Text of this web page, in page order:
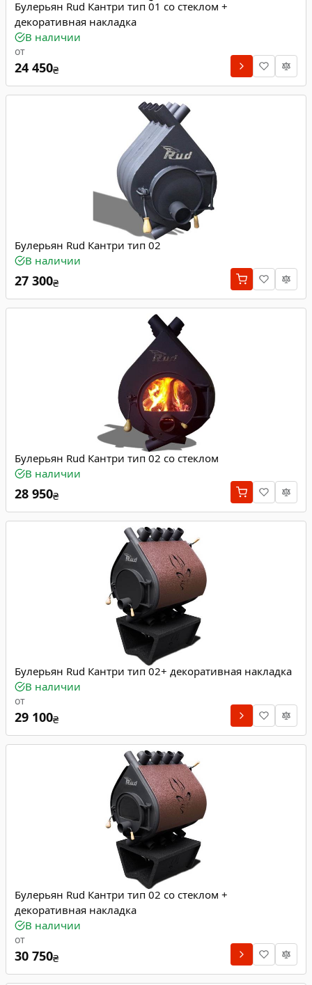
Булерьян Rud Кантри тип 01 со стеклом +
декоративная накладка
В наличии
от
24 450₴
Булерьян Rud Кантри тип 02
В наличии
27 300₴
Булерьян Rud Кантри тип 02 со стеклом
В наличии
28 950₴
Булерьян Rud Кантри тип 02+ декоративная накладка
В наличии
от
29 100₴
Булерьян Rud Кантри тип 02 со стеклом +
декоративная накладка
В наличии
от
30 750₴